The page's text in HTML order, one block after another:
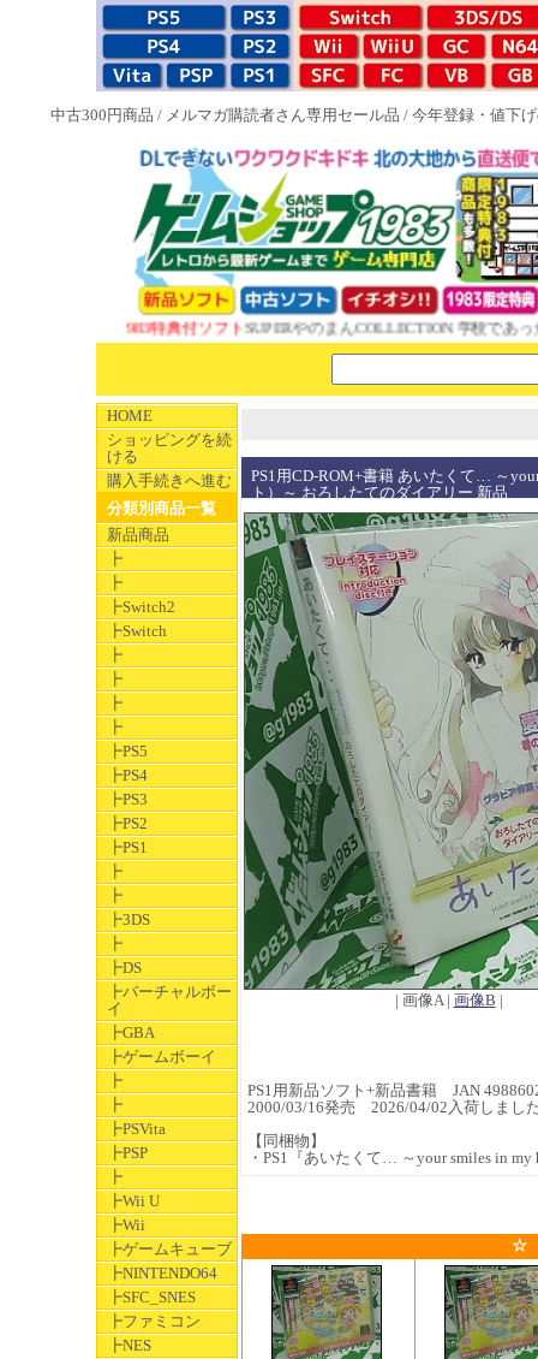
中古300円商品 / メルマガ購読者さん専用セール品 / 今年登録・値下
NEW 1983特典付ソフトSUPERやのまんCOLLECTION 学校であった怖
HOME
ショッピングを続
ける
購入手続きへ進む
分類別商品一覧
新品商品
┣
┣
┣Switch2
┣Switch
┣
┣
┣
┣
┣PS5
┣PS4
┣PS3
┣PS2
┣PS1
┣
┣
┣3DS
┣
┣DS
┣バーチャルボー
イ
┣GBA
┣ゲームボーイ
┣
┣
┣PSVita
┣PSP
┣
┣Wii U
┣Wii
┣ゲームキューブ
┣NINTENDO64
┣SFC_SNES
┣ファミコン
┣NES
PS1用CD-ROM+書籍 あいたくて… ～
ト）～ おろしたてのダイアリー 新品
| 画像A | 画像B |
PS1用新品ソフト+新品書籍 JAN
2000/03/16発売 2026/04/02入荷しまし
【同梱物】
・PS1『あいたくて… ～your smiles in my
☆